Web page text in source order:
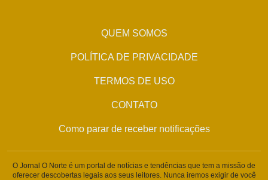
QUEM SOMOS
POLÍTICA DE PRIVACIDADE
TERMOS DE USO
CONTATO
Como parar de receber notificações
O Jornal O Norte é um portal de notícias e tendências que tem a missão de
oferecer descobertas legais aos seus leitores. Nunca iremos exigir de você